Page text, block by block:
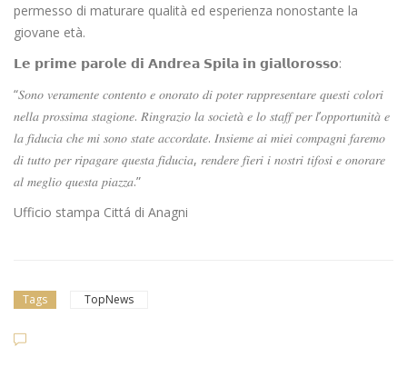
permesso di maturare qualità ed esperienza nonostante la
giovane età.
𝗟𝗲 𝗽𝗿𝗶𝗺𝗲 𝗽𝗮𝗿𝗼𝗹𝗲 𝗱𝗶 𝗔𝗻𝗱𝗿𝗲𝗮 𝗦𝗽𝗶𝗹𝗮 𝗶𝗻 𝗴𝗶𝗮𝗹𝗹𝗼𝗿𝗼𝘀𝘀𝗼:
“𝑆𝑜𝑛𝑜 𝑣𝑒𝑟𝑎𝑚𝑒𝑛𝑡𝑒 𝑐𝑜𝑛𝑡𝑒𝑛𝑡𝑜 𝑒 𝑜𝑛𝑜𝑟𝑎𝑡𝑜 𝑑𝑖 𝑝𝑜𝑡𝑒𝑟 𝑟𝑎𝑝𝑝𝑟𝑒𝑠𝑒𝑛𝑡𝑎𝑟𝑒 𝑞𝑢𝑒𝑠𝑡𝑖 𝑐𝑜𝑙𝑜𝑟𝑖
𝑛𝑒𝑙𝑙𝑎 𝑝𝑟𝑜𝑠𝑠𝑖𝑚𝑎 𝑠𝑡𝑎𝑔𝑖𝑜𝑛𝑒. 𝑅𝑖𝑛𝑔𝑟𝑎𝑧𝑖𝑜 𝑙𝑎 𝑠𝑜𝑐𝑖𝑒𝑡𝑎̀ 𝑒 𝑙𝑜 𝑠𝑡𝑎𝑓𝑓 𝑝𝑒𝑟 𝑙’𝑜𝑝𝑝𝑜𝑟𝑡𝑢𝑛𝑖𝑡𝑎̀ 𝑒
𝑙𝑎 𝑓𝑖𝑑𝑢𝑐𝑖𝑎 𝑐ℎ𝑒 𝑚𝑖 𝑠𝑜𝑛𝑜 𝑠𝑡𝑎𝑡𝑒 𝑎𝑐𝑐𝑜𝑟𝑑𝑎𝑡𝑒. 𝐼𝑛𝑠𝑖𝑒𝑚𝑒 𝑎𝑖 𝑚𝑖𝑒𝑖 𝑐𝑜𝑚𝑝𝑎𝑔𝑛𝑖 𝑓𝑎𝑟𝑒𝑚𝑜
𝑑𝑖 𝑡𝑢𝑡𝑡𝑜 𝑝𝑒𝑟 𝑟𝑖𝑝𝑎𝑔𝑎𝑟𝑒 𝑞𝑢𝑒𝑠𝑡𝑎 𝑓𝑖𝑑𝑢𝑐𝑖𝑎, 𝑟𝑒𝑛𝑑𝑒𝑟𝑒 𝑓𝑖𝑒𝑟𝑖 𝑖 𝑛𝑜𝑠𝑡𝑟𝑖 𝑡𝑖𝑓𝑜𝑠𝑖 𝑒 𝑜𝑛𝑜𝑟𝑎𝑟𝑒
𝑎𝑙 𝑚𝑒𝑔𝑙𝑖𝑜 𝑞𝑢𝑒𝑠𝑡𝑎 𝑝𝑖𝑎𝑧𝑧𝑎.”
Ufficio stampa Cittá di Anagni
Tags TopNews